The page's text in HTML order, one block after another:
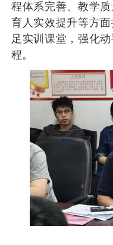
程体系完善、教学
育人实效提升等方
足实训课堂，强化
程。